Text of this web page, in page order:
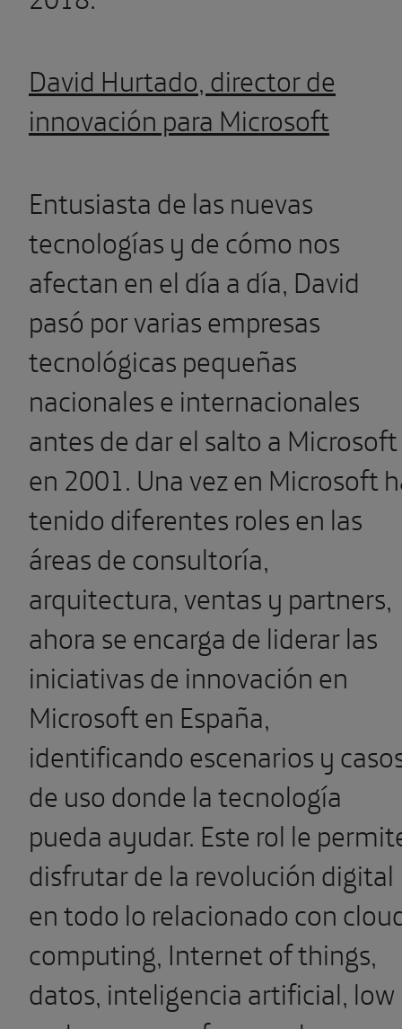
David Hurtado, director de
innovación para Microsoft
Entusiasta de las nuevas
tecnologías y de cómo nos
afectan en el día a día, David
pasó por varias empresas
tecnológicas pequeñas
nacionales e internacionales
antes de dar el salto a Microsoft
en 2001. Una vez en Microsoft
tenido diferentes roles en las
áreas de consultoría,
arquitectura, ventas y partners,
ahora se encarga de liderar las
iniciativas de innovación en
Microsoft en España,
identificando escenarios y
de uso donde la tecnología
pueda ayudar. Este rol le
disfrutar de la revolución digital
en todo lo relacionado con
computing, Internet of things,
datos, inteligencia artificial, low